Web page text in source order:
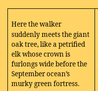
Here the walker
suddenly meets the giant
oak tree, like a petrified
elk whose crown is
furlongs wide before the
September ocean’s
murky green fortress.